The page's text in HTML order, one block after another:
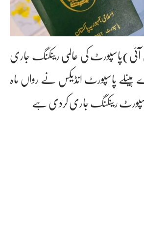
آئی)پاسپورٹ کی عالمی رینکنگ جاری
پاسپورٹ انڈیکس نے رواں ماہ
پاسپورٹ رینکنگ جاری کردی ہے